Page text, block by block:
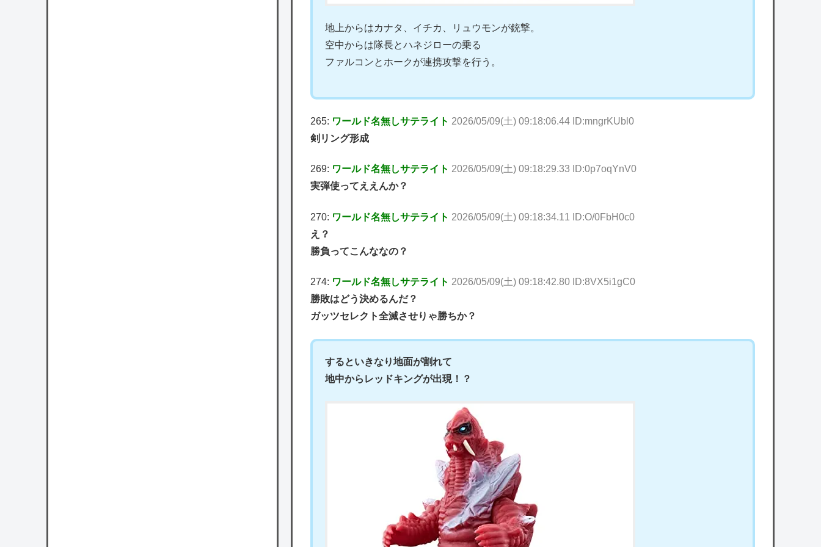
地上からはカナタ、イチカ、リュウモンが銃撃。
空中からは隊長とハネジローの乗る
ファルコンとホークが連携攻撃を行う。
265: ワールド名無しサテライト 2026/05/09(土) 09:18:06.44 ID:mngrKUbl0
剣リング形成
269: ワールド名無しサテライト 2026/05/09(土) 09:18:29.33 ID:0p7oqYnV0
実弾使ってええんか？
270: ワールド名無しサテライト 2026/05/09(土) 09:18:34.11 ID:O/0FbH0c0
え？
勝負ってこんななの？
274: ワールド名無しサテライト 2026/05/09(土) 09:18:42.80 ID:8VX5i1gC0
勝敗はどう決めるんだ？
ガッツセレクト全滅させりゃ勝ちか？
するといきなり地面が割れて
地中からレッドキングが出現！？